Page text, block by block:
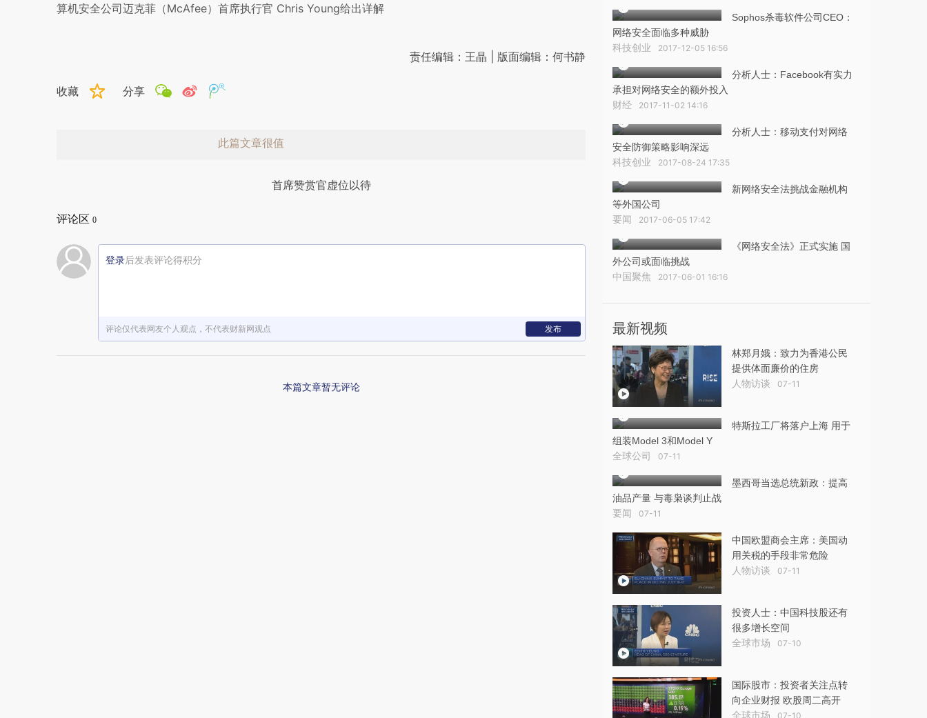
算机安全公司迈克菲（McAfee）首席执行官 Chris Young给出详解
责任编辑：王晶 | 版面编辑：何书静
收藏 分享
此篇文章很值
首席赞赏官虚位以待
评论区 0
登录后发表评论得积分
评论仅代表网友个人观点，不代表财新网观点 发布
本篇文章暂无评论
Sophos杀毒软件公司CEO：
网络安全面临多种威胁
科技创业 2017-12-05 16:56
分析人士：Facebook有实力
承担对网络安全的额外投入
财经 2017-11-02 14:16
分析人士：移动支付对网络
安全防御策略影响深远
科技创业 2017-08-24 17:35
新网络安全法挑战金融机构
等外国公司
要闻 2017-06-05 17:42
《网络安全法》正式实施 国
外公司或面临挑战
中国聚焦 2017-06-01 16:16
最新视频
林郑月娥：致力为香港公民
提供体面廉价的住房
人物访谈 07-11
特斯拉工厂将落户上海 用于
组装Model 3和Model Y
全球公司 07-11
墨西哥当选总统新政：提高
油品产量 与毒枭谈判止战
要闻 07-11
中国欧盟商会主席：美国动
用关税的手段非常危险
人物访谈 07-11
投资人士：中国科技股还有
很多增长空间
全球市场 07-10
国际股市：投资者关注点转
向企业财报 欧股周二高开
全球市场 07-10